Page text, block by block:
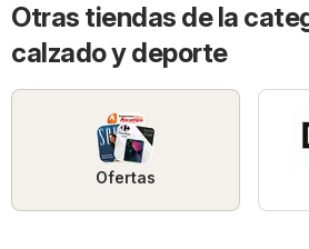
Otras tiendas de la
calzado y deporte
Ofertas